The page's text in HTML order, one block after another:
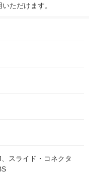
ただけます。
スライド・コネクタ